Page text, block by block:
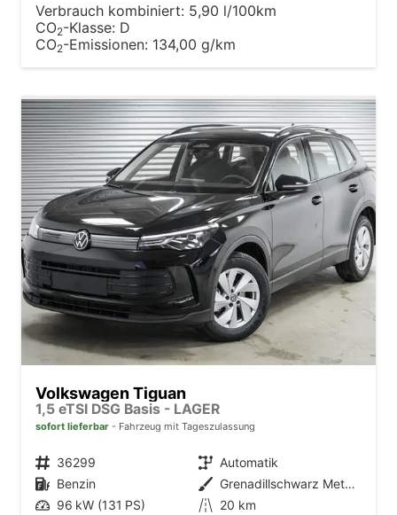
Verbrauch kombiniert: 5,90 l/100km
CO2-Klasse: D
CO2-Emissionen: 134,00 g/km
Volkswagen Tiguan
1,5 eTSI DSG Basis - LAGER
sofort lieferbar Fahrzeug mit Tageszulassung
Fahrzeugnr. 36299 Getriebe Automatik
Kraftstoff Benzin Außenfarbe
Grenadillschwarz Metallic (0E)
Leistung 96 kW (131 PS) Kilometerstand 20 km